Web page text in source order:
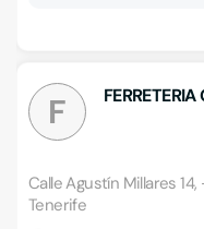
F
Calle Agustín Millares 14,
Tenerife